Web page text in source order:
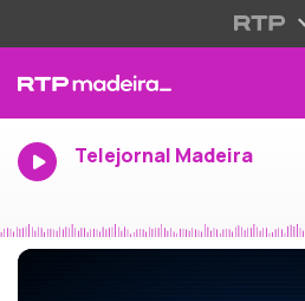
Telejornal Madeira